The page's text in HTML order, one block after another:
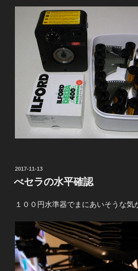
投
日:
2017-11-13
べセラの水平確認
１００円水準器でまにあいそうな気